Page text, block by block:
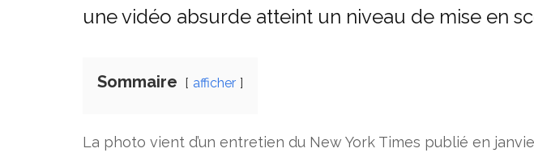
une vidéo absurde atteint un niveau de mise en
Sommaire afficher
La photo vient d’un entretien du New York Times publié en